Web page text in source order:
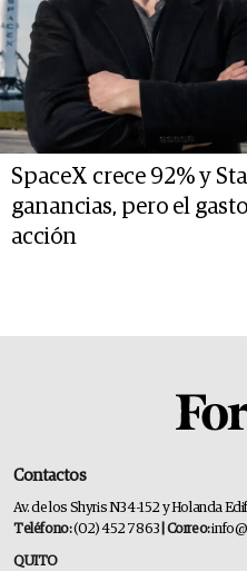
SpaceX crece 92% y
ganancias, pero el
acción
Contactos
Av. de los Shyris N34-152 y Holanda
Teléfono:(02) 452 7863 | Correo:
QUITO